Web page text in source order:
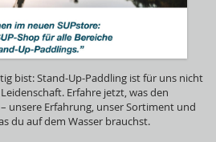
bist: Stand-Up-Paddling ist für uns nicht
Erfahre jetzt, was den
unsere Erfahrung, unser Sortiment und
du auf dem Wasser brauchst.